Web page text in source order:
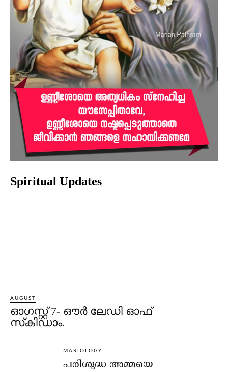
Spiritual Updates
AUGUST
ഓഗസ്റ്റ് 7- ഔര്‍ ലേഡി ഓഫ്
സ്‌കിഡാം.
MARIOLOGY
പരിശുദ്ധ അമ്മയെ